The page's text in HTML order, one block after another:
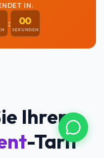
IN:
: 00
SEKUNDEN
Ihren
-Tarif